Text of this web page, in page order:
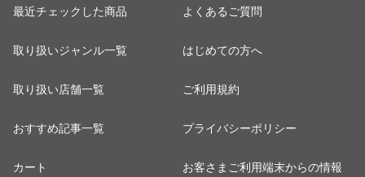
最近チェックした商品
取り扱いジャンル一覧
取り扱い店舗一覧
おすすめ記事一覧
カート
よくあるご質問
はじめての方へ
ご利用規約
プライバシーポリシー
お客さまご利用端末からの情報